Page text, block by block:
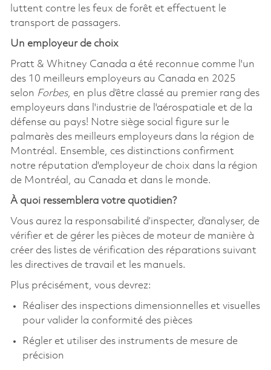
luttent contre les feux de forêt et effectuent le
transport de passagers.
Un employeur de choix
Pratt & Whitney Canada a été reconnue comme l'un
des 10 meilleurs employeurs au Canada en 2025
selon Forbes, en plus d’être classé au premier rang des
employeurs dans l'industrie de l'aérospatiale et de la
défense au pays! Notre siège social figure sur le
palmarès des meilleurs employeurs dans la région de
Montréal. Ensemble, ces distinctions confirment
notre réputation d'employeur de choix dans la région
de Montréal, au Canada et dans le monde.
À quoi ressemblera votre quotidien?
Vous aurez la responsabilité d’inspecter, d’analyser, de
vérifier et de gérer les pièces de moteur de manière à
créer des listes de vérification des réparations suivant
les directives de travail et les manuels.
Plus précisément, vous devrez:
Réaliser des inspections dimensionnelles et visuelles
pour valider la conformité des pièces
Régler et utiliser des instruments de mesure de
précision